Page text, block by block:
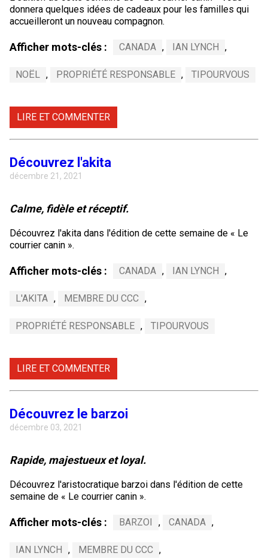
donnera quelques idées de cadeaux pour les familles qui
accueilleront un nouveau compagnon.
Afficher mots-clés : CANADA , IAN LYNCH ,
NOËL , PROPRIÉTÉ RESPONSABLE , TIPOURVOUS
LIRE ET COMMENTER
Découvrez l'akita
décembre 21, 2021
Calme, fidèle et réceptif.
Découvrez l'akita dans l'édition de cette semaine de « Le
courrier canin ».
Afficher mots-clés : CANADA , IAN LYNCH ,
L'AKITA , MEMBRE DU CCC ,
PROPRIÉTÉ RESPONSABLE , TIPOURVOUS
LIRE ET COMMENTER
Découvrez le barzoi
décembre 03, 2021
Rapide, majestueux et loyal.
Découvrez l'aristocratique barzoi dans l'édition de cette
semaine de « Le courrier canin ».
Afficher mots-clés : BARZOI , CANADA ,
IAN LYNCH , MEMBRE DU CCC ,